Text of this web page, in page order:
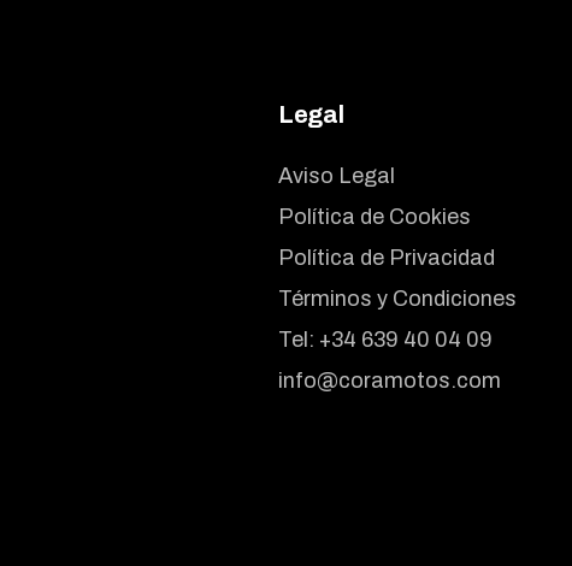
Legal
Aviso Legal
Política de Cookies
Política de Privacidad
Términos y Condiciones
Tel: +34 639 40 04 09
info@coramotos.com